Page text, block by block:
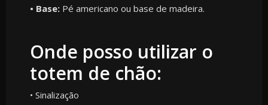
• Base: Pé americano ou base de madeira.
Onde posso utilizar o
totem de chão:
• Sinalização